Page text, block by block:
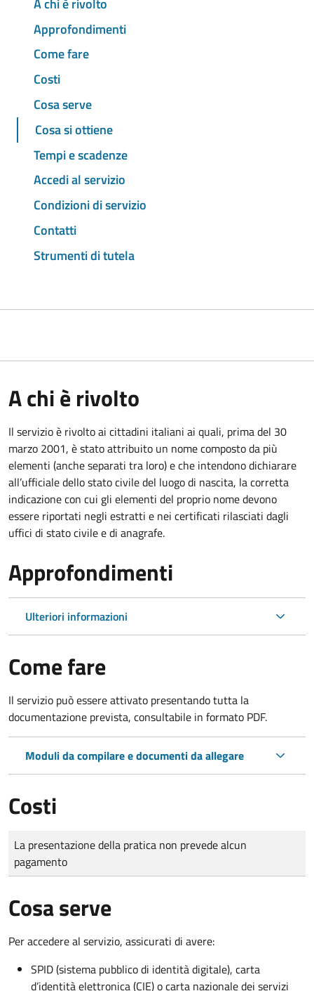
Approfondimenti
Come fare
Costi
Cosa serve
Cosa si ottiene
Tempi e scadenze
Accedi al servizio
Condizioni di servizio
Contatti
Strumenti di tutela
A chi è rivolto
Il servizio è rivolto ai cittadini italiani ai quali, prima del 30
marzo 2001, è stato attribuito un nome composto da più
elementi (anche separati tra loro) e che intendono dichiarare
all’ufficiale dello stato civile del luogo di nascita, la corretta
indicazione con cui gli elementi del proprio nome devono
essere riportati negli estratti e nei certificati rilasciati dagli
uffici di stato civile e di anagrafe.
Approfondimenti
Ulteriori informazioni
Come fare
Il servizio può essere attivato presentando tutta la
documentazione prevista, consultabile in formato PDF.
Moduli da compilare e documenti da allegare
Costi
Tipo di pagamento
Importo
La presentazione della pratica non prevede alcun
pagamento
Cosa serve
Per accedere al servizio, assicurati di avere:
SPID (sistema pubblico di identità digitale), carta
d’identità elettronica (CIE) o carta nazionale dei servizi